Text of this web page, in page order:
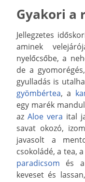
Gyakori a
Jellegzetes
aminek
nyelőcsőbe, a
de a
gyulladás is
gyömbértea, a
egy marék
az Aloe vera ital
savat okozó,
javasolt a
csokoládé, a tea,
paradicsom és a
keveset és